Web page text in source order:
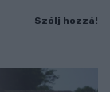
Szólj hozzá!